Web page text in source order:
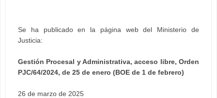
Se ha publicado en la página web del Ministerio de
Justicia:
Gestión Procesal y Administrativa, acceso libre, Orden
PJC/64/2024, de 25 de enero (BOE de 1 de febrero)
26 de marzo de 2025